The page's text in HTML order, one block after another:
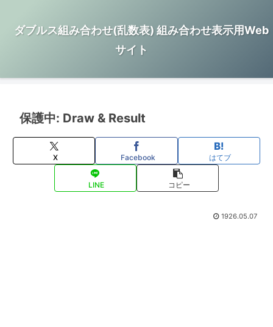
ダブルス組み合わせ(乱数表) 組み合わせ表示用Web
サイト
保護中: Draw & Result
X Facebook はてブ
LINE コピー
1926.05.07